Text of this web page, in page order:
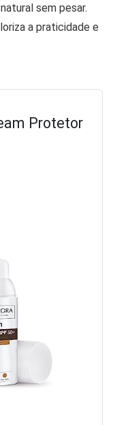
sem pesar.
a praticidade e
Protetor